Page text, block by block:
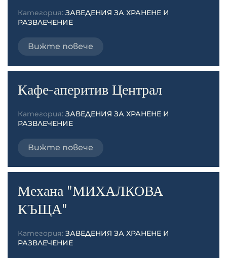
Категория: ЗАВЕДЕНИЯ ЗА ХРАНЕНЕ И
РАЗВЛЕЧЕНИЕ
Вижте повече
Кафе-аперитив Централ
Категория: ЗАВЕДЕНИЯ ЗА ХРАНЕНЕ И
РАЗВЛЕЧЕНИЕ
Вижте повече
Механа "МИХАЛКОВА
КЪЩА"
Категория: ЗАВЕДЕНИЯ ЗА ХРАНЕНЕ И
РАЗВЛЕЧЕНИЕ